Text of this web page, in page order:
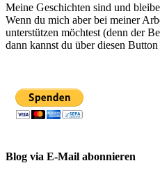
Meine Geschichten sind und
Wenn du mich aber bei meiner
unterstützen möchtest (denn der
dann kannst du über diesen
Blog via E-Mail abonnieren